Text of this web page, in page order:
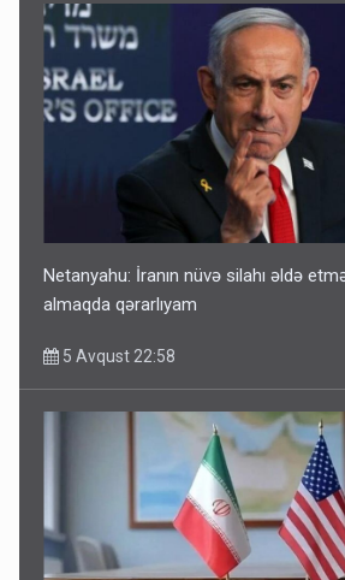
Netanyahu: İranın nüvə silahı əldə
almaqda qərarlıyam
5 Avqust 22:58